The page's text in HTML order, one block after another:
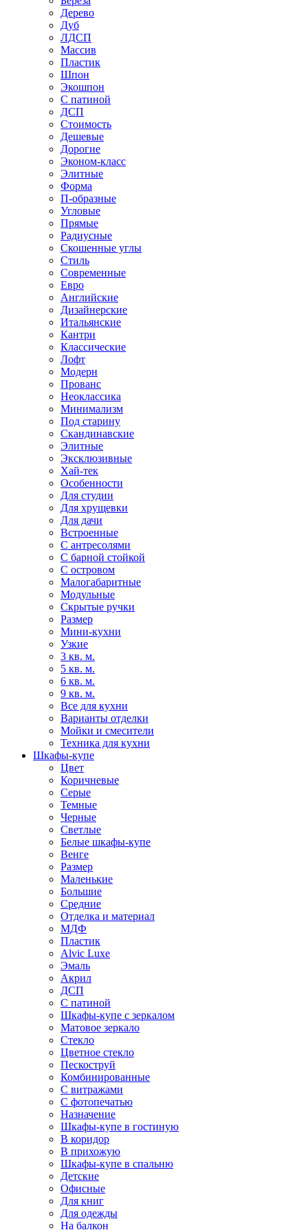
Дерево
Дуб
ЛДСП
Массив
Пластик
Шпон
Экошпон
С патиной
ДСП
Стоимость
Дешевые
Дорогие
Эконом-класс
Элитные
Форма
П-образные
Угловые
Прямые
Радиусные
Скошенные углы
Стиль
Современные
Евро
Английские
Дизайнерские
Итальянские
Кантри
Классические
Лофт
Модерн
Прованс
Неоклассика
Минимализм
Под старину
Скандинавские
Элитные
Эксклюзивные
Хай-тек
Особенности
Для студии
Для хрущевки
Для дачи
Встроенные
С антресолями
С барной стойкой
С островом
Малогабаритные
Модульные
Скрытые ручки
Размер
Мини-кухни
Узкие
3 кв. м.
5 кв. м.
6 кв. м.
9 кв. м.
Все для кухни
Варианты отделки
Мойки и смесители
Техника для кухни
Шкафы-купе
Цвет
Коричневые
Серые
Темные
Черные
Светлые
Белые шкафы-купе
Венге
Размер
Маленькие
Большие
Средние
Отделка и материал
МДФ
Пластик
Alvic Luxe
Эмаль
Акрил
ДСП
С патиной
Шкафы-купе с зеркалом
Матовое зеркало
Стекло
Цветное стекло
Пескоструй
Комбинированные
С витражами
С фотопечатью
Назначение
Шкафы-купе в гостиную
В коридор
В прихожую
Шкафы-купе в спальню
Детские
Офисные
Для книг
Для одежды
На балкон